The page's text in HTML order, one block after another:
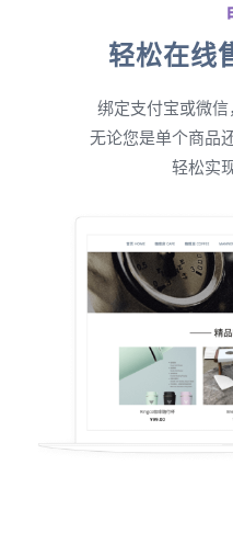
轻松在线
绑定支付宝或微信
无论您是单个商品
轻松实